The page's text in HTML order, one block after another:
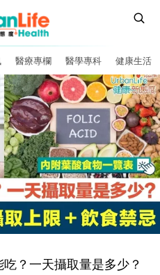
醫療專欄 醫學專科 健康生活
吃？一天攝取量是多少？